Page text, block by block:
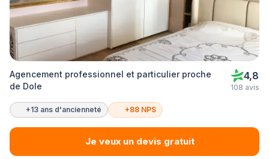
Agencement professionnel et particulier proche
de Dole
4,8
108 avis
+13 ans d'ancienneté +88 NPS
Je veux un devis gratuit